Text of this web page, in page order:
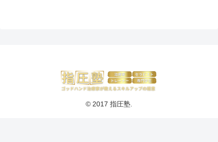
© 2017 指圧塾.